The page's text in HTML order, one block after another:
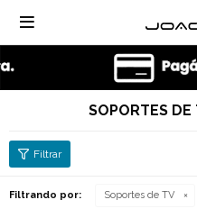

SOPORTES DE
Filtrando por: Soportes de TV